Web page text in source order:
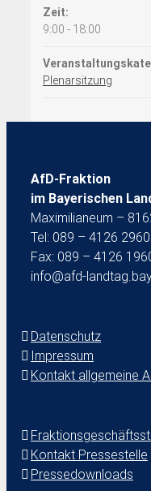
Zeit:
9:00 - 18:00
Plenarsitzung
AfD-Fraktion
im Bayerischen
Maximilianeum –
Tel: 089 – 4126 2960
Fax: 089 – 4126
info@afd-
Datenschutz
Impressum
Kontakt allgemeine
Kontakt Pressestelle
Pressedownloads